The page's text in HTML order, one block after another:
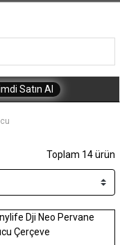
Satın Al
Toplam 14 ürün